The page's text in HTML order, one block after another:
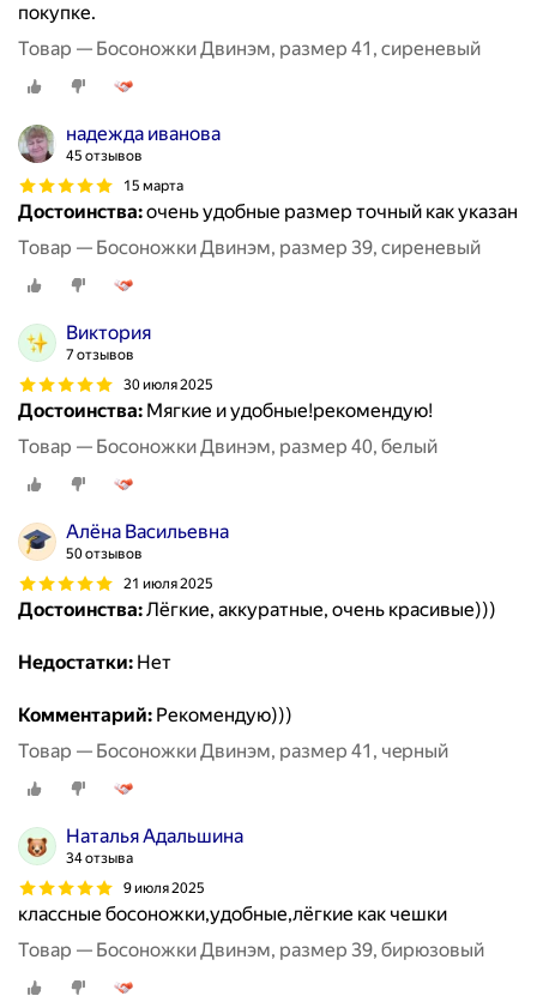
покупке.
Товар — Босоножки Двинэм, размер 41, сиреневый
надежда иванова
45 отзывов
15 марта
Достоинства:очень удобные размер точный как указан
Товар — Босоножки Двинэм, размер 39, сиреневый
Виктория
7 отзывов
30 июля 2025
Достоинства: Мягкие и удобные!рекомендую!
Товар — Босоножки Двинэм, размер 40, белый
Алёна Васильевна
50 отзывов
21 июля 2025
Достоинства:Лёгкие, аккуратные, очень красивые)))
Недостатки: Нет
Комментарий: Рекомендую)))
Товар — Босоножки Двинэм, размер 41, чeрный
Наталья Адальшина
34 отзыва
9 июля 2025
классные босоножки,удобные,лёгкие как чешки
Товар — Босоножки Двинэм, размер 39, бирюзовый